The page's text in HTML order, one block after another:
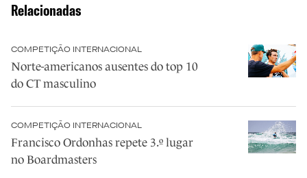
Relacionadas
COMPETIÇÃO INTERNACIONAL
Norte-americanos ausentes do top 10
do CT masculino
COMPETIÇÃO INTERNACIONAL
Francisco Ordonhas repete 3.º lugar
no Boardmasters